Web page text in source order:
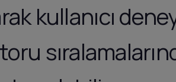
kullanıcı